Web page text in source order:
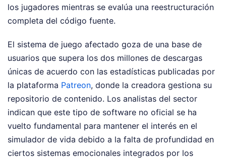
los jugadores mientras se evalúa una reestructuración
completa del código fuente.
El sistema de juego afectado goza de una base de
usuarios que supera los dos millones de descargas
únicas de acuerdo con las estadísticas publicadas por
la plataforma Patreon, donde la creadora gestiona su
repositorio de contenido. Los analistas del sector
indican que este tipo de software no oficial se ha
vuelto fundamental para mantener el interés en el
simulador de vida debido a la falta de profundidad en
ciertos sistemas emocionales integrados por los